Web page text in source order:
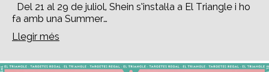
Del 21 al 29 de juliol, Shein s’instal·la a El Triangle i ho
fa amb una Summer…
Llegir més